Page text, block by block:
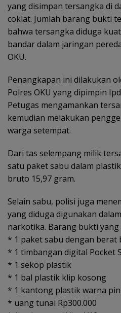
yang disimpan tersangka di
coklat. Jumlah barang bukti
bahwa tersangka diduga
bandar dalam jaringan
OKU.
Penangkapan ini dilakukan
Polres OKU yang dipimpin
Petugas mengamankan
kemudian melakukan
warga setempat.
Dari tas selempang milik
satu paket sabu dalam
bruto 15,97 gram.
Selain sabu, polisi juga
yang diduga digunakan
narkotika. Barang bukti
* 1 paket sabu dengan berat
* 1 timbangan digital Pocket
* 1 sekop plastik
* 1 bal plastik klip kosong
* 1 kantong plastik warna
* uang tunai Rp300.000